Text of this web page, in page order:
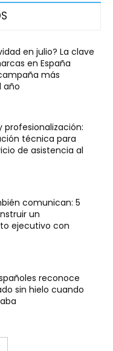
en julio? La clave
en España
más
año
profesionalización:
técnica para
de asistencia al
comunican: 5
un
ejecutivo con
reconoce
sin hielo cuando